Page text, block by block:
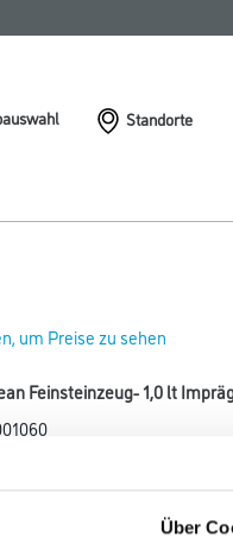
Über
Standorte
um Preise zu sehen
Feinsteinzeug- 1,0 lt
für poliertes, mattes,